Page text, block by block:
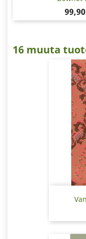
Hinta
16 muuta